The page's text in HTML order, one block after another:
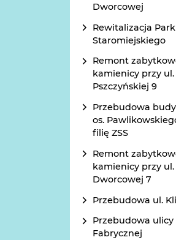
Dworcowej
Rewitalizacja
Staromiejskiego
Remont
kamienicy przy ul.
Pszczyńskiej 9
Przebudowa
os.
filię ZSS
Remont
kamienicy przy ul.
Dworcowej 7
Przebudowa ul.
Przebudowa ulicy
Fabrycznej